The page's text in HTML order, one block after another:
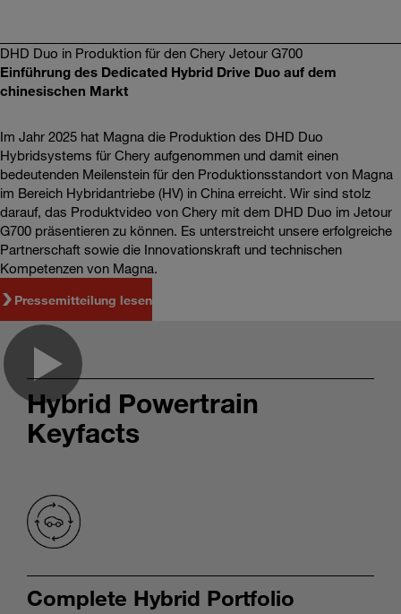
DHD Duo in Produktion für den Chery Jetour G700
Einführung des Dedicated Hybrid Drive Duo auf dem
chinesischen Markt
Im Jahr 2025 hat Magna die Produktion des DHD Duo
Hybridsystems für Chery aufgenommen und damit einen
bedeutenden Meilenstein für den Produktionsstandort von Magna
im Bereich Hybridantriebe (HV) in China erreicht. Wir sind stolz
darauf, das Produktvideo von Chery mit dem DHD Duo im Jetour
G700 präsentieren zu können. Es unterstreicht unsere erfolgreiche
Partnerschaft sowie die Innovationskraft und technischen
Kompetenzen von Magna.
Pressemitteilung lesen
Hybrid Powertrain
Keyfacts
Complete Hybrid Portfolio